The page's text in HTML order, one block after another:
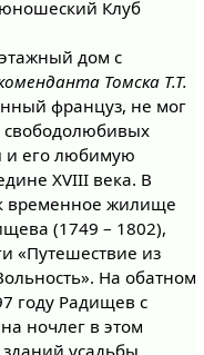
юношеский Клуб
дом с
Томска Т.Т.
француз, не мог
свободолюбивых
и его любимую
XVIII века. В
временное жилище
(1749 – 1802),
«Путешествие из
На обатном
году Радищев с
ночлег в этом
усадьбы